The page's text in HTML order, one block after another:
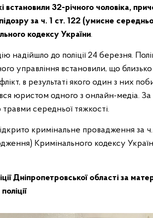
встановили 32-річного чоловіка,
за ч. 1 ст. 122 (умисне
кодексу України.
надійшло до поліції 24 березня.
управління встановили, що
в результаті якого один з них
юристом одного з онлайн-медіа. За
середньої тяжкості.
кримінальне провадження за
Кримінального кодексу
Дніпропетровської області за